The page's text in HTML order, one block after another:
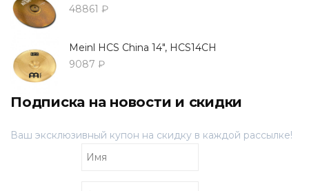
48861 ₽
Meinl HCS China 14", HCS14CH
9087 ₽
Подписка на новости и скидки
Ваш эксклюзивный купон на скидку в каждой рассылке!